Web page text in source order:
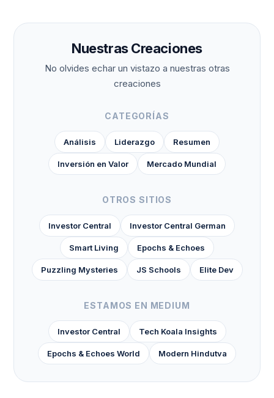
Nuestras Creaciones
No olvides echar un vistazo a nuestras otras
creaciones
CATEGORÍAS
Análisis Liderazgo Resumen
Inversión en Valor Mercado Mundial
OTROS SITIOS
Investor Central Investor Central German
Smart Living Epochs & Echoes
Puzzling Mysteries JS Schools Elite Dev
ESTAMOS EN MEDIUM
Investor Central Tech Koala Insights
Epochs & Echoes World Modern Hindutva